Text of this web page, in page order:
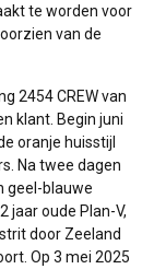
te worden voor
van de
2454 CREW van
klant. Begin juni
oranje huisstijl
Na twee dagen
geel-blauwe
jaar oude Plan-V,
door Zeeland
Op 3 mei 2025